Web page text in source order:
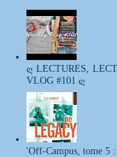
ღ LECTURES,
VLOG #101 ღ
'Off-Campus, tome 5